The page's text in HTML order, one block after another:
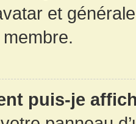
et
puis-je